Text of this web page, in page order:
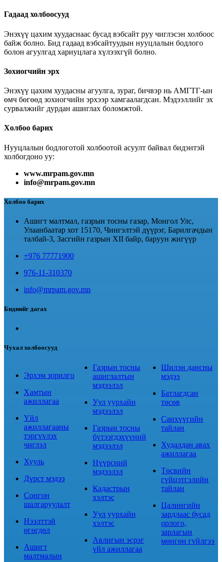
Гадаад холбоосууд
Энэхүү цахим хуудаснаас бусад вэбсайт руу чиглэсэн холбоос
байж болно. Бид гадаад вэбсайтуудын нууцлалын бодлого
болон агуулгад хариуцлага хүлээхгүй болно.
Зохиогчийн эрх
Энэхүү цахим хуудасны агуулга, зураг, бичвэр нь АМГТГ-ын
өмч бөгөөд зохиогчийн эрхээр хамгаалагдсан. Мэдээллийг эх
сурвалжийг дурдан ашиглах боломжтой.
Холбоо барих
Нууцлалын бодлоготой холбоотой асуулт байвал бидэнтэй
холбогдоно уу:
www.mrpam.gov.mn
info@mrpam.gov.mn
Холбоо барих
Ашигт малтмал, газрын тосны газар, Монгол Улс,
Улаанбаатар хот 15170, Чингэлтэй дүүрэг, Барилгачдын
талбай-3, Засгийн газрын XII байр, баруун жигүүр
+976 77771900
976-11-310370
info@mrpam.gov.mn
Биднийг дагах
Чухал холбоосууд
Эрхэм зорилго
Хамтын
ажиллагаа
Үйл
ажиллагааны
тэргүүлэх
чиглэл
Хууль
Дүрст мэдээ
Сонгон
шалгаруулалт
Нээлттэй
өгөгдөл
Ашигт
малтмалын
Газрын тосны
ашиглалтын
мэдээлэл
Уул уурхайн
мэдээлэл
Газрын тосны
бүтээгдэхүүний
мэдээлэл
Нүүрсний
мэдээлэл
Кадастрын
хэлтэс
Уул уурхайн
хэлтэс
Авлигын эсрэг
үйл ажиллагаа
Шилэн дансны
мэдээ
Батлагдсан
төсөв
Санхүүгийн
тайлан
Худалдан авах
ажиллагаа
Төсвийн
гүйцэтгэлийн
тайлан
Цалингийн
зардлаас бусад
орлого,
зарлагын
мөнгөн гүйлгээ